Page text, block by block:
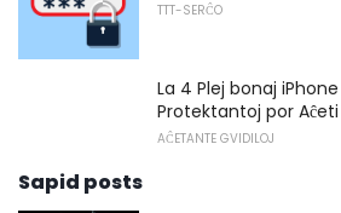
TTT-SERĈO
La 4 Plej bonaj
Protektantoj por Aĉeti
AĈETANTE GVIDILOJ
Sapid posts